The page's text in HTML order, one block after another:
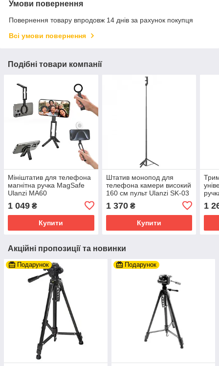
Умови повернення
Повернення товару впродовж 14 днів за рахунок покупця
Всі умови повернення
Подібні товари компанії
Мініштатив для телефона
магнітна ручка MagSafe
Ulanzi MA60
1 049 ₴
Купити
Штатив монопод для
телефона камери високий
160 см пульт Ulanzi SK-03
1 370₴
Купити
1
Акційні пропозиції та новинки
Подарунок Подарунок